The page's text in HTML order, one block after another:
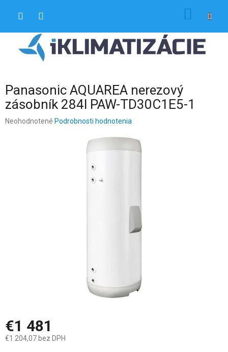
Panasonic AQUAREA nerezový
zásobník 284l PAW-TD30C1E5-1
Priemerné
Neohodnotené Podrobnosti hodnotenia
€1 481
€1 204,07 bez DPH